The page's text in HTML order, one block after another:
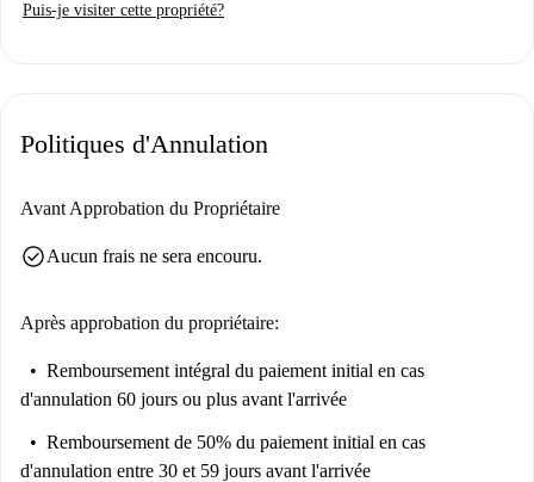
ce logement doté de tout le nécessaire.
Jartible, Pirámide et le Bar Café Aljarafe, ainsi que divers marchés
Cuadra est également tout proche, ajoutant au charme de ce quartier
Puis-je visiter cette propriété?
Politiques d'Annulation
Avant Approbation du Propriétaire
check_circleAucun frais ne sera encouru.
Après approbation du propriétaire:
Remboursement intégral du paiement initial en cas
d'annulation 60 jours ou plus avant l'arrivée
Remboursement de 50% du paiement initial en cas
d'annulation entre 30 et 59 jours avant l'arrivée